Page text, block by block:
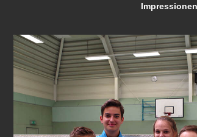
Impressionen